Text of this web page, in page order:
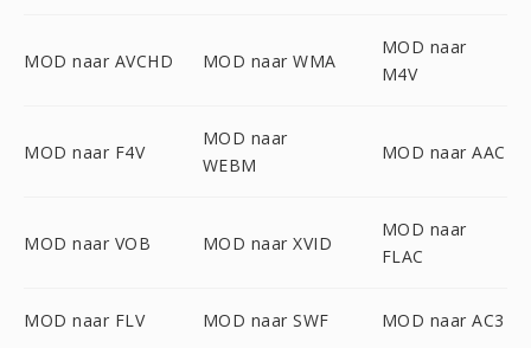
MOD naar AVCHD MOD naar WMA
MOD naar
M4V
MOD naar F4V
MOD naar
WEBM
MOD naar AAC
MOD naar VOB MOD naar XVID
MOD naar
FLAC
MOD naar FLV MOD naar SWF MOD naar AC3